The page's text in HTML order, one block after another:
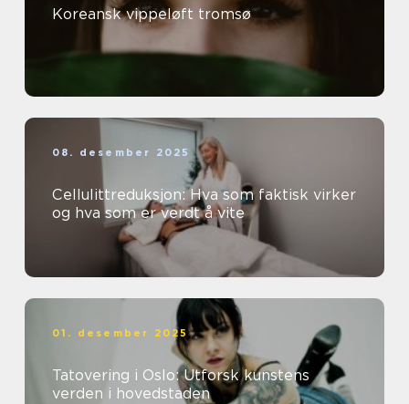
Koreansk vippeløft tromsø
08. desember 2025
Cellulittreduksjon: Hva som faktisk virker
og hva som er verdt å vite
01. desember 2025
Tatovering i Oslo: Utforsk kunstens
verden i hovedstaden